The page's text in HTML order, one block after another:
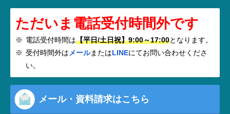
ただいま電話受付時間外です
電話受付時間は【平日/土日祝】9:00～17:00となります。
受付時間外は メールまたはLINEにてお問い合わせくださ
い。
メール・資料請求はこちら